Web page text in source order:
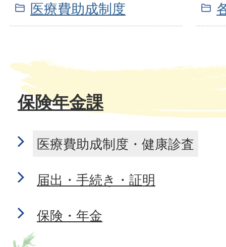
医療費助成制度
保険年金課
医療費助成制度・健康診査
届出・手続き・証明
保険・年金